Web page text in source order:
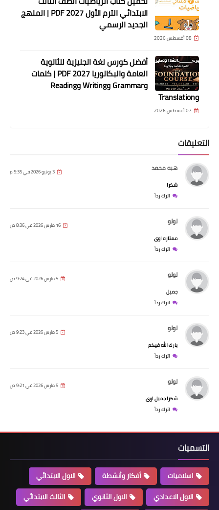
الابتدائي الترم الأول 2027 PDF | المنهج
الجديد الرسمي
08 أغسطس 2026
أفضل كورس لغة انجليزية للثانوية
العامة والبكالوريا 2027 PDF | كلمات
وGrammar وWriting وReading
وTranslation
07 أغسطس 2026
التعليقات
هبه محمد 3 يونيو 2026 في 5:35 م
شكرا
اترك رداً
لولو 16 مارس 2026 في 8:36 ص
ممتازه اوى
اترك رداً
لولو 5 مارس 2026 في 9:24 ص
جميل
اترك رداً
لولو 5 مارس 2026 في 9:23 ص
بارك الله فيكم
اترك رداً
لولو 5 مارس 2026 في 9:21 ص
شكرا جميل اوى
اترك رداً
التسميات
اسلاميات أفكار وأنشطة
الاول الابتدائي
الاول الاعدادي
الاول الثانوي
الثالث الابتدائي